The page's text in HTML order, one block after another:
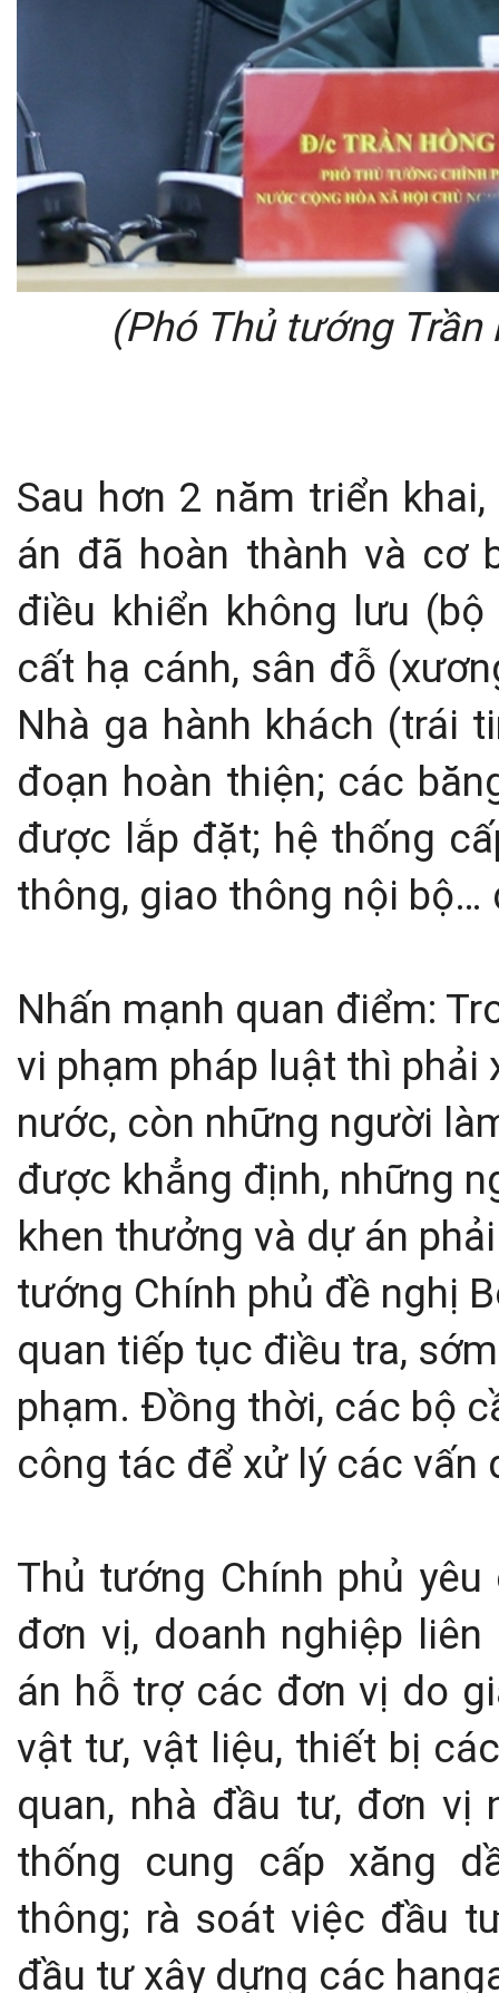
(Phó Thủ tướng
Sau hơn 2 năm triển
án đã hoàn thành và cơ
điều khiển không lưu
cất hạ cánh, sân đỗ
Nhà ga hành khách (trái
đoạn hoàn thiện; các
được lắp đặt; hệ thống
thông, giao thông nội
Nhấn mạnh quan điểm:
vi phạm pháp luật thì phải
nước, còn những người
được khẳng định, những
khen thưởng và dự án
tướng Chính phủ đề nghị
quan tiếp tục điều tra,
phạm. Đồng thời, các bộ
công tác để xử lý các vấn
Thủ tướng Chính phủ
đơn vị, doanh nghiệp
án hỗ trợ các đơn vị do
vật tư, vật liệu, thiết bị
quan, nhà đầu tư, đơn vị
thống cung cấp xăng
thông; rà soát việc đầu
đầu tư xây dựng các